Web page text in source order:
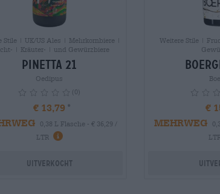
Stile | UK/US Ales | Mehrkornbiere |
| Kräuter- | und Gewürzbiere
Pinetta 21
Oedipus
(0)
€ 13,79
0,38 L Flasche - € 36,29 /
LTR
info
Uitverkocht
Weitere Stile |
€
MEHRWEG
LTR